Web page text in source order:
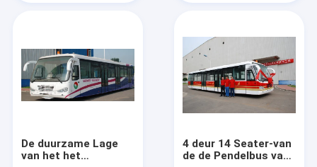
De duurzame Lage
van het het
4 deur 14 Seater-van
de de Pendelbus van